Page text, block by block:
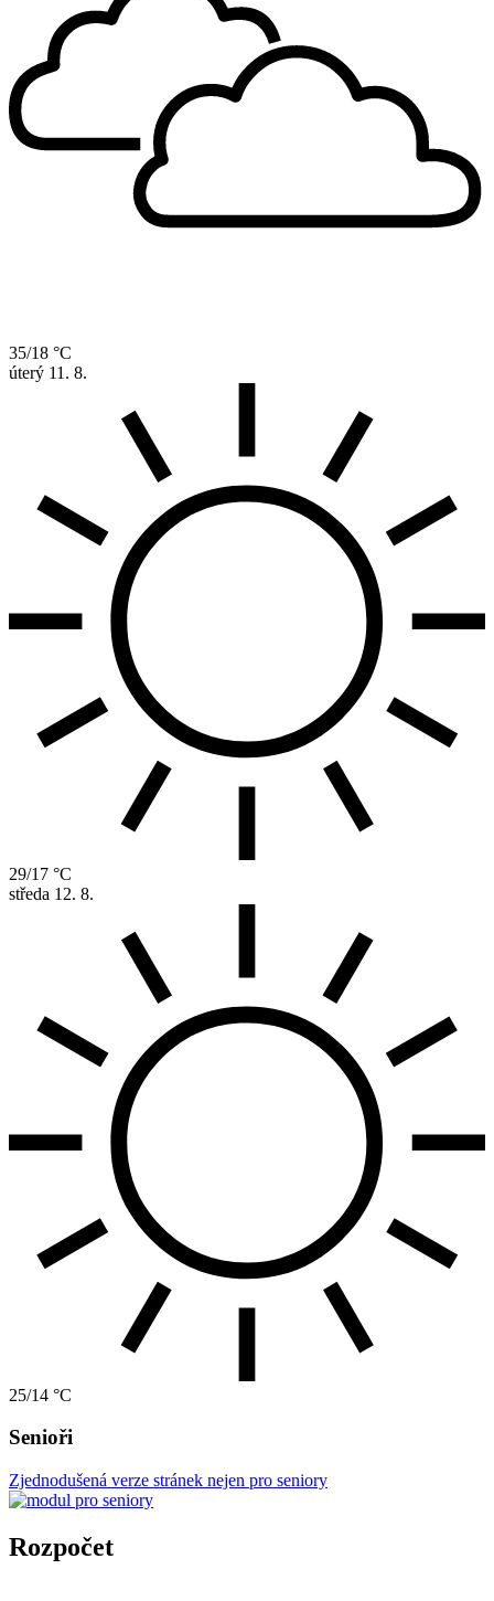
35/18 °C
úterý 11. 8.
29/17 °C
středa 12. 8.
25/14 °C
Senioři
Zjednodušená verze stránek nejen pro seniory
Rozpočet